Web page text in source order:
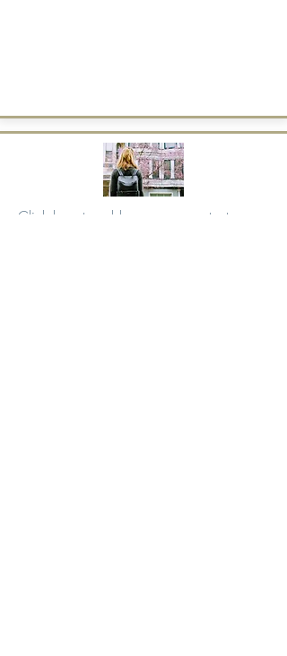
Click here to add your own content, or